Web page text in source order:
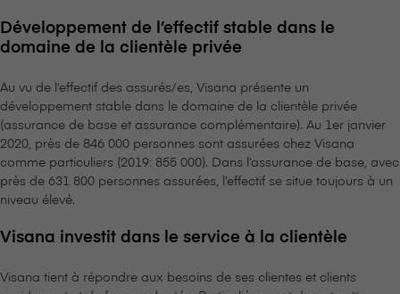
Développement de l’effectif stable dans le
domaine de la clientèle privée
Au vu de l’effectif des assurés/es, V⁠i⁠s⁠a⁠n⁠a présente un
développement stable dans le domaine de la clientèle privée
(assurance de base et assurance complémentaire). Au 1er janvier
2020, près de 846 000 personnes sont assurées chez V⁠i⁠s⁠a⁠n⁠a
comme particuliers (2019: 855 000). Dans l’assurance de base, avec
près de 631 800 personnes assurées, l’effectif se situe toujours à un
niveau élevé.
V⁠i⁠s⁠a⁠n⁠a investit dans le service à la clientèle
V⁠i⁠s⁠a⁠n⁠a tient à répondre aux besoins de ses clientes et clients